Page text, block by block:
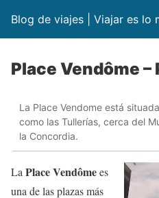
Blog de viajes | Viajar es lo
Place Vendôme –
La Place Vendome está
como las Tullerías, cerca del
la Concordia.
La Place Vendômees
una de las plazas más